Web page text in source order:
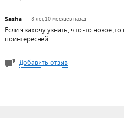
Sasha 8 лет, 10 месяцев назад
Если я захочу узнать, что -то новое
поинтересней
Добавить отзыв